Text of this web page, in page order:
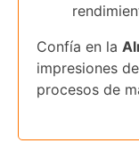
Confía en la
impresiones
procesos de